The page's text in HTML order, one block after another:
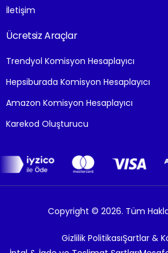
İletişim
Ücretsiz Araçlar
Trendyol Komisyon Hesaplayıcı
Hepsiburada Komisyon Hesaplayıcı
Amazon Komisyon Hesaplayıcı
Karekod Oluşturucu
Copyright © 2026. Tüm
Gizlilik PolitikasıŞartlar &